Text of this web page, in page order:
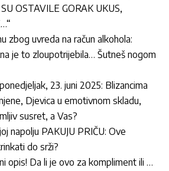
OSTAVILE GORAK UKUS,
zbog uvreda na račun alkohola:
je to zloupotrijebila… Šutneš nogom
23. juni 2025: Blizancima
Djevica u emotivnom skladu,
susret, a Vas?
napolju PAKUJU PRIČU: Ove
do srži?
opis! Da li je ovo za kompliment ili …